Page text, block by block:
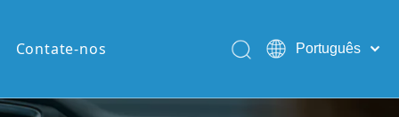
Contate-nos
Português
Pусский